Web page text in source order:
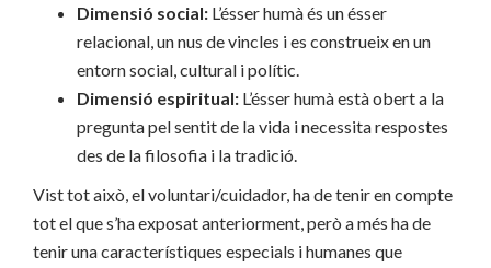
Dimensió social: L’ésser humà és un ésser
relacional, un nus de vincles i es construeix en un
entorn social, cultural i polític.
Dimensió espiritual: L’ésser humà està obert a la
pregunta pel sentit de la vida i necessita respostes
des de la filosofia i la tradició.
Vist tot això, el voluntari/cuidador, ha de tenir en compte
tot el que s’ha exposat anteriorment, però a més ha de
tenir una característiques especials i humanes que